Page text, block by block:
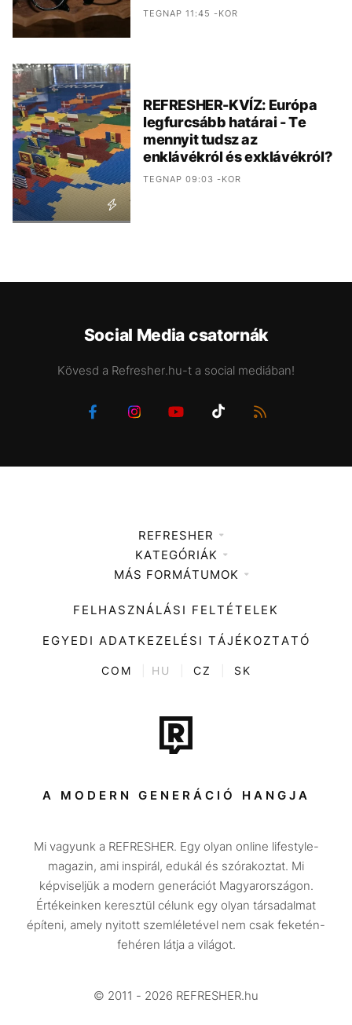
TEGNAP 11:45 -KOR
REFRESHER-KVÍZ: Európa
legfurcsább határai - Te
mennyit tudsz az
enklávékról és exklávékról?
TEGNAP 09:03 -KOR
Social Media csatornák
Kövesd a Refresher.hu-t a social mediában!
REFRESHER
Médiaajánlat
KATEGÓRIÁK
Zene
Divat
Kultúra
ENTR
Tech-Tudomány
Sport
Társadalom
Utazás
Életmód
Design
Beszélgetések
Videó
MÁS FORMÁTUMOK
FELHASZNÁLÁSI FELTÉTELEK
EGYEDI ADATKEZELÉSI TÁJÉKOZTATÓ
COM HU CZ SK
A MODERN GENERÁCIÓ HANGJA
Mi vagyunk a REFRESHER. Egy olyan online lifestyle-
magazin, ami inspirál, edukál és szórakoztat. Mi
képviseljük a modern generációt Magyarországon.
Értékeinken keresztül célunk egy olyan társadalmat
építeni, amely nyitott szemléletével nem csak feketén-
fehéren látja a világot.
© 2011 - 2026 REFRESHER.hu